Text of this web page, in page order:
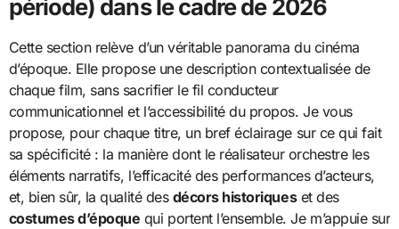
période) dans le cadre de 2026
Cette section relève d’un véritable panorama du cinéma
d’époque. Elle propose une description contextualisée de
chaque film, sans sacrifier le fil conducteur
communicationnel et l’accessibilité du propos. Je vous
propose, pour chaque titre, un bref éclairage sur ce qui fait
sa spécificité : la manière dont le réalisateur orchestre les
éléments narratifs, l’efficacité des performances d’acteurs,
et, bien sûr, la qualité des décors historiqueset des
costumes d’époque qui portent l’ensemble. Je m’appuie sur